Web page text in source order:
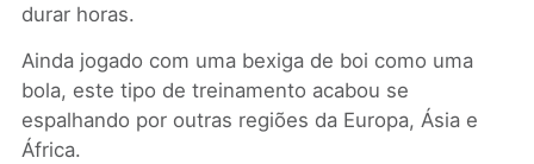
durar horas.
Ainda jogado com uma bexiga de boi como uma
bola, este tipo de treinamento acabou se
espalhando por outras regiões da Europa, Ásia e
África.